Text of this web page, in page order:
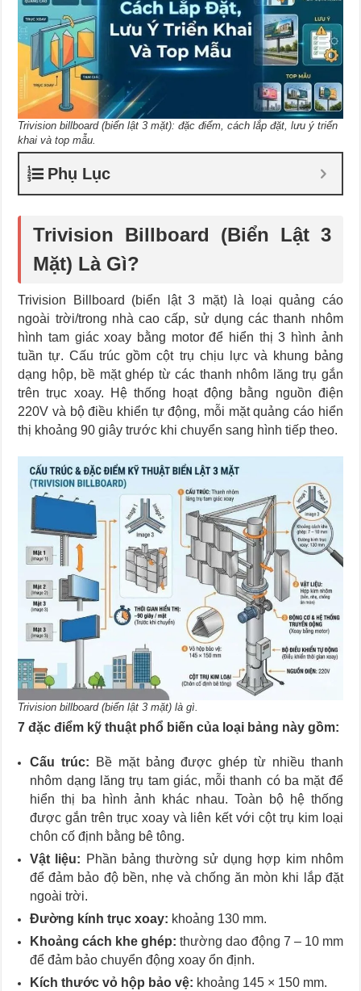
Trivision billboard (biển lật 3 mặt): đặc điểm, cách lắp đặt, lưu ý triển
khai và top mẫu.
Phụ Lục
Trivision Billboard (Biển Lật 3
Mặt) Là Gì?
Trivision Billboard (biển lật 3 mặt) là loại quảng cáo
ngoài trời/trong nhà cao cấp, sử dụng các thanh nhôm
hình tam giác xoay bằng motor để hiển thị 3 hình ảnh
tuần tự. Cấu trúc gồm cột trụ chịu lực và khung bảng
dạng hộp, bề mặt ghép từ các thanh nhôm lăng trụ gắn
trên trục xoay. Hệ thống hoạt động bằng nguồn điện
220V và bộ điều khiển tự động, mỗi mặt quảng cáo hiển
thị khoảng 90 giây trước khi chuyển sang hình tiếp theo.
Trivision billboard (biển lật 3 mặt) là gì.
7 đặc điểm kỹ thuật phổ biến của loại bảng này gồm:
Cấu trúc: Bề mặt bảng được ghép từ nhiều thanh
nhôm dạng lăng trụ tam giác, mỗi thanh có ba mặt để
hiển thị ba hình ảnh khác nhau. Toàn bộ hệ thống
được gắn trên trục xoay và liên kết với cột trụ kim loại
chôn cố định bằng bê tông.
Vật liệu: Phần bảng thường sử dụng hợp kim nhôm
để đảm bảo độ bền, nhẹ và chống ăn mòn khi lắp đặt
ngoài trời.
Đường kính trục xoay: khoảng 130 mm.
Khoảng cách khe ghép: thường dao động 7 – 10 mm
để đảm bảo chuyển động xoay ổn định.
Kích thước vỏ hộp bảo vệ: khoảng 145 × 150 mm.